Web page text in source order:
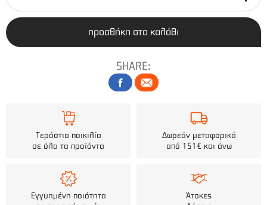
προσθήκη στο καλάθι
SHARE:
Τεράστια ποικιλία
σε όλα τα προϊόντα
Δωρεάν μεταφορικά
από 151€ και άνω
Εγγυημένη ποιότητα
Άτοκες